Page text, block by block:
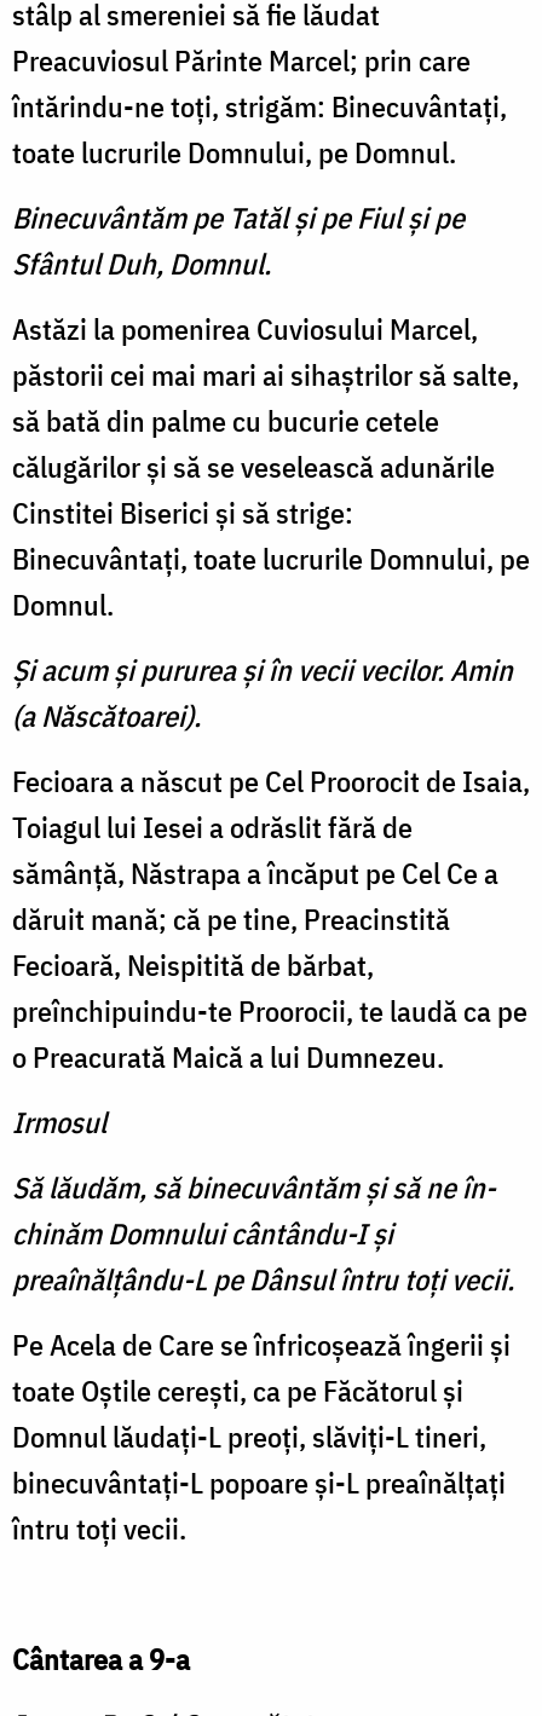
stâlp al smereniei să fie lăudat
Preacuviosul Părinte Marcel; prin care
întărindu-ne toţi, strigăm: Binecuvântaţi,
toate lucrurile Domnului, pe Domnul.
Binecuvântăm pe Tatăl şi pe Fiul şi pe
Sfântul Duh, Domnul.
Astăzi la pomenirea Cuviosului Mar­cel,
păstorii cei mai mari ai si­haştrilor să salte,
să bată din palme cu bucurie cetele
călugă­rilor şi să se veselească adună­rile
Cinstitei Biserici şi să strige:
Binecuvântaţi, toate lucrurile Domnului, pe
Domnul.
Şi acum şi pururea şi în vecii vecilor. Amin
(a Născătoarei).
Fecioara a născut pe Cel Proorocit de Isaia,
Toiagul lui Iesei a odrăslit fără de
sămânţă, Năstrapa a încăput pe Cel Ce a
dăruit mană; că pe tine, Preacinstită
Fecioară, Neispitită de bărbat,
preînchipuindu-te Proo­rocii, te laudă ca pe
o Preacurată Maică a lui Dumnezeu.
Irmosul
Să lăudăm, să binecuvântăm şi să ne în­
chinăm Domnului cântându-I şi
preaînălţându-L pe Dânsul întru toţi vecii.
Pe Acela de Care se înfrico­şează îngerii şi
toate Oştile cereşti, ca pe Făcătorul şi
Domnul lăudaţi-L preoţi, slăviţi-L tineri,
binecuvântaţi-L popoare şi-L preaînălţaţi
întru toţi vecii.
Cântarea a 9-a